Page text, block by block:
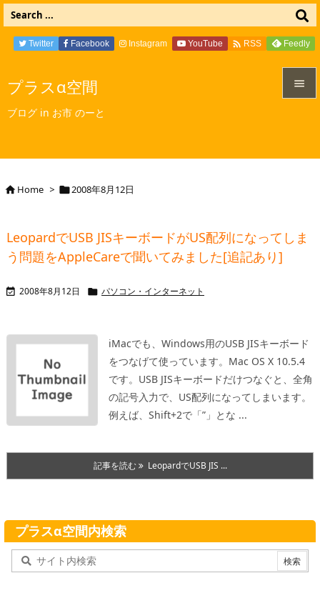
プラスα空間
ブログ in お市 のーと

次へ
Twitter Facebook Instagram YouTube  RSS Feedly
Home > 2008年8月12日
LeopardでUSB JISキーボードがUS配列になってしま
う問題をAppleCareで聞いてみました[追記あり]
 2008年8月12日  パソコン・インターネット
iMacでも、Windows用のUSB JISキーボード
をつなげて使っています。Mac OS X 10.5.4
です。USB JISキーボードだけつなぐと、全角
の記号入力で、US配列になってしまいます。
例えば、Shift+2で「”」とな ...
記事を読む LeopardでUSB JIS ...
プラスα空間内検索